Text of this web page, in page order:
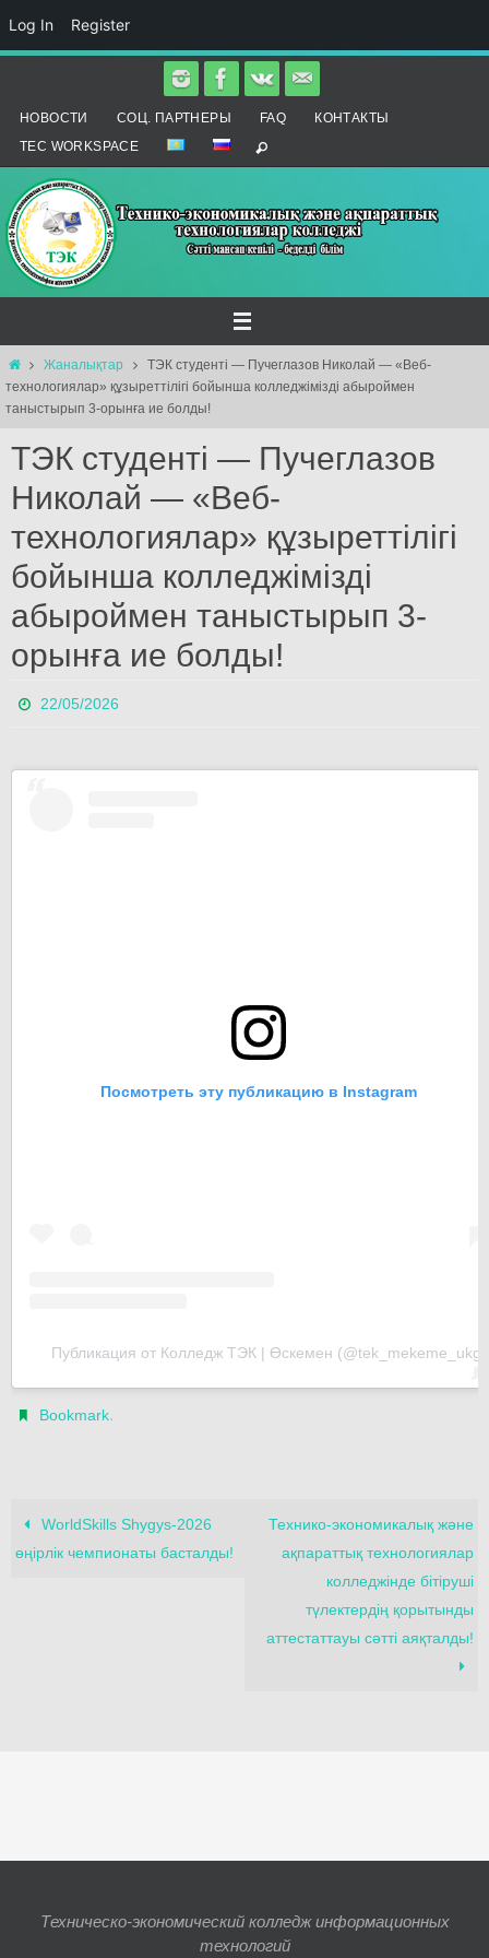
content
Log In Register
НОВОСТИ СОЦ. ПАРТНЕРЫ FAQ
КОНТАКТЫ
TEC WORKSPACE
HomeЖаналықтар
ТЭК студенті — Пучеглазов Николай — «Веб-
технологиялар» құзыреттілігі бойынша колледжімізді абыроймен
таныстырып 3-орынға ие болды!
ТЭК студенті — Пучеглазов
Николай — «Веб-
технологиялар» құзыреттілігі
бойынша колледжімізді
абыроймен таныстырып 3-
орынға ие болды!
22/05/2026
Посмотреть эту публикацию в Instagram
Публикация от Колледж ТЭК | Өскемен (@tek_mekeme_ukg)
Bookmark.
WorldSkills Shygys-2026
өңірлік чемпионаты басталды!
Технико-экономикалық және
ақпараттық технологиялар
колледжінде бітіруші
түлектердің қорытынды
аттестаттауы сәтті аяқталды!
Техническо-экономический колледж информационных
технологий